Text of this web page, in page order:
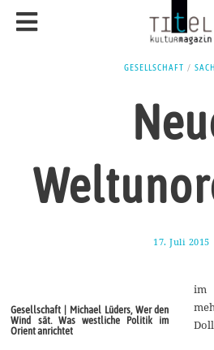
GESELLSCHAFT /
17. Juli 2015
i
Gesellschaft | Michael Lüders, Wer den
Wind sät. Was westliche Politik im
Orient anrichtet
im